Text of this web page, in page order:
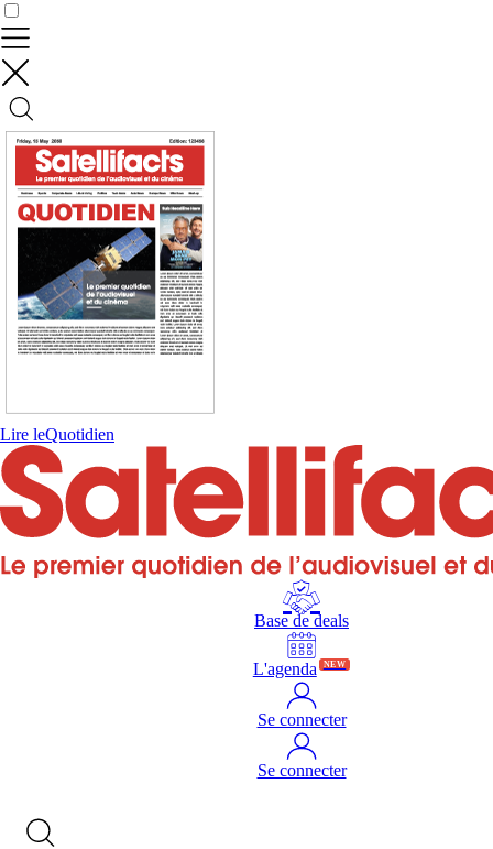
Lire leQuotidien
Base de deals
L'agenda NEW
Se connecter
Se connecter
Contrôler vos données